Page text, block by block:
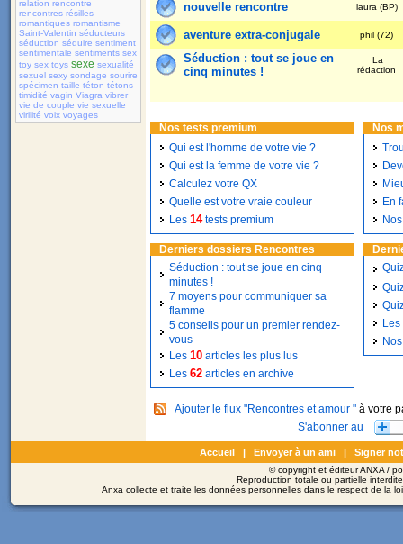
relation rencontre
rencontres résilles
romantiques romantisme
Saint-Valentin séducteurs
séduction séduire sentiment
sentimentale sentiments sex
toy sex toys sexe sexualité
sexuel sexy sondage sourire
spécimen taille téton tétons
timidité vagin Viagra vibrer
vie de couple vie sexuelle
virilité voix voyages
nouvelle rencontre laura (BP)
aventure extra-conjugale phil (72)
Séduction : tout se joue en
cinq minutes !
La
rédaction
Nos tests premium
Qui est l'homme de votre vie ?
Qui est la femme de votre vie ?
Calculez votre QX
Quelle est votre vraie couleur
Les 14tests premium
Nos
En
Derniers dossiers Rencontres
Séduction : tout se joue en cinq
minutes !
7 moyens pour communiquer sa
flamme
5 conseils pour un premier rendez-
vous
Les 10 articles les plus lus
Les 62 articles en archive
Ajouter le flux "Rencontres et amour " à votre
Accueil | Envoyer à un ami | Signer
© copyright et éditeur ANXA /
Reproduction totale ou partielle
Anxa collecte et traite les données personnelles dans le respect de la